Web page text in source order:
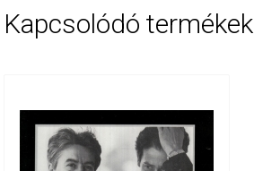
Kapcsolódó termékek